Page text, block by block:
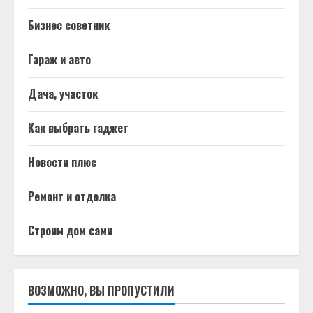
Бизнес советник
Гараж и авто
Дача, участок
Как выбрать гаджет
Новости плюс
Ремонт и отделка
Строим дом сами
ВОЗМОЖНО, ВЫ ПРОПУСТИЛИ